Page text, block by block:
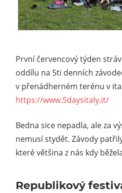
První červencový týden
oddílu na 5ti denních
v přenádherném terénu v
https://www.5daysitaly.it/
Bedna sice nepadla, ale za
nemusí stydět. Závody
které většina z nás kdy
Republikový